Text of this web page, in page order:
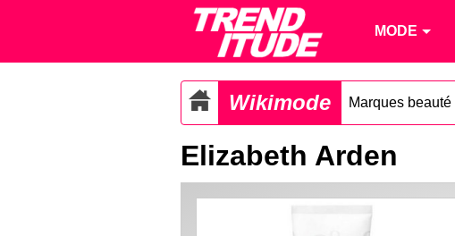
MODE
Wikimode Marques beauté
Elizabeth Arden